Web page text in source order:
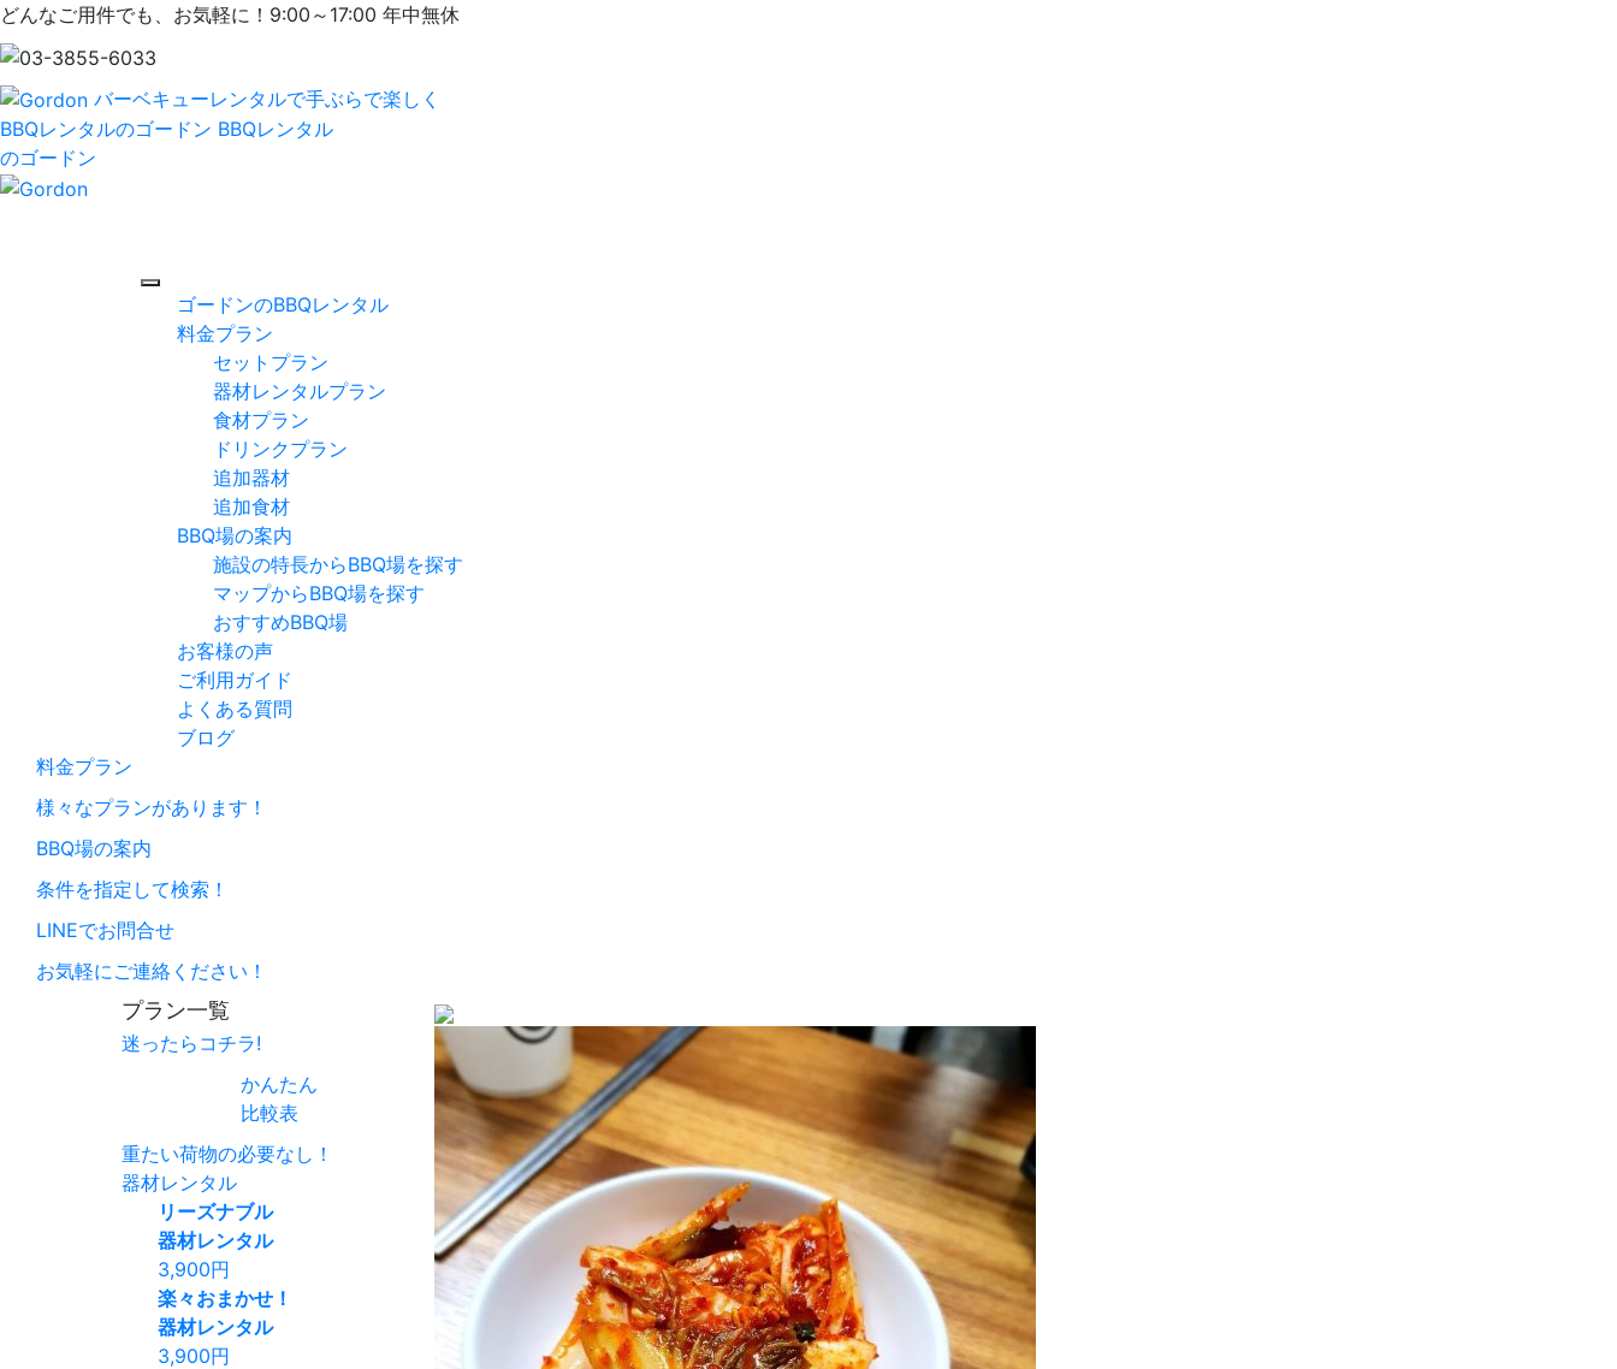
どんなご用件でも、お気軽に！9:00～17:00 年中無休
バーベキューレンタルで手ぶらで楽しく
BBQレンタルのゴードン BBQレンタル
のゴードン
ゴードンのBBQレンタル
料金プラン
セットプラン
器材レンタルプラン
食材プラン
ドリンクプラン
追加器材
追加食材
BBQ場の案内
施設の特長からBBQ場を探す
マップからBBQ場を探す
おすすめBBQ場
お客様の声
ご利用ガイド
よくある質問
ブログ
料金プラン
様々なプランがあります！
BBQ場の案内
条件を指定して検索！
LINEでお問合せ
お気軽にご連絡ください！
プラン一覧
迷ったらコチラ!
かんたん
比較表
重たい荷物の必要なし！
器材レンタル
リーズナブル
器材レンタル
3,900円
楽々おまかせ！
器材レンタル
3,900円